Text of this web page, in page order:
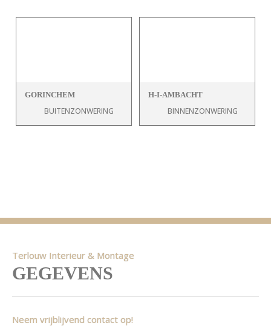
GORINCHEM
BUITENZONWERING
H-I-AMBACHT
BINNENZONWERING
Terlouw Interieur & Montage
GEGEVENS
Neem vrijblijvend contact op!